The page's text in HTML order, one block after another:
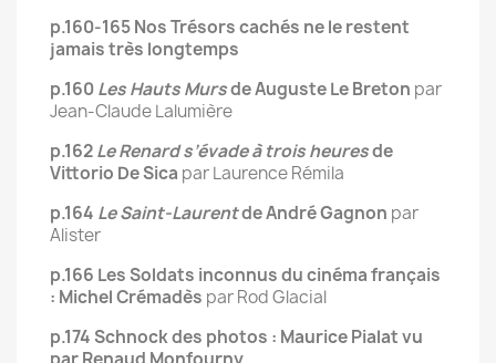
p.160-165 Nos Trésors cachés ne le restent
jamais très longtemps
p.160Les Hauts Mursde Auguste Le Breton par
Jean-Claude Lalumière
p.162Le Renard s’évade à trois heuresde
Vittorio De Sica par Laurence Rémila
p.164 Le Saint-Laurentde André Gagnon par
Alister
p.166 Les Soldats inconnus du cinéma français
: Michel Crémadès par Rod Glacial
p.174 Schnock des photos : Maurice Pialat vu